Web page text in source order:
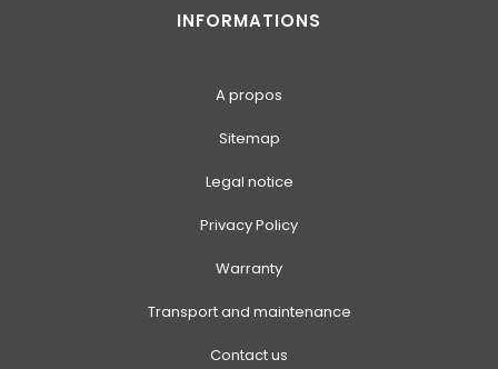
INFORMATIONS
A propos
Sitemap
Legal notice
Privacy Policy
Warranty
Transport and maintenance
Contact us